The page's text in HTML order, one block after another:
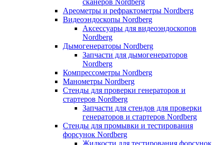
Ареометры и рефрактометры Nordberg
Видеоэндоскопы Nordberg
Аксессуары для видеоэндоскопов
Nordberg
Дымогенераторы Nordberg
Запчасти для дымогенераторов
Nordberg
Компрессометры Nordberg
Манометры Nordberg
Стенды для проверки генераторов и
стартеров Nordberg
Запчасти для стендов для проверки
генераторов и стартеров Nordberg
Стенды для промывки и тестирования
форсунок Nordberg
Жидкости для тестирования форсунок